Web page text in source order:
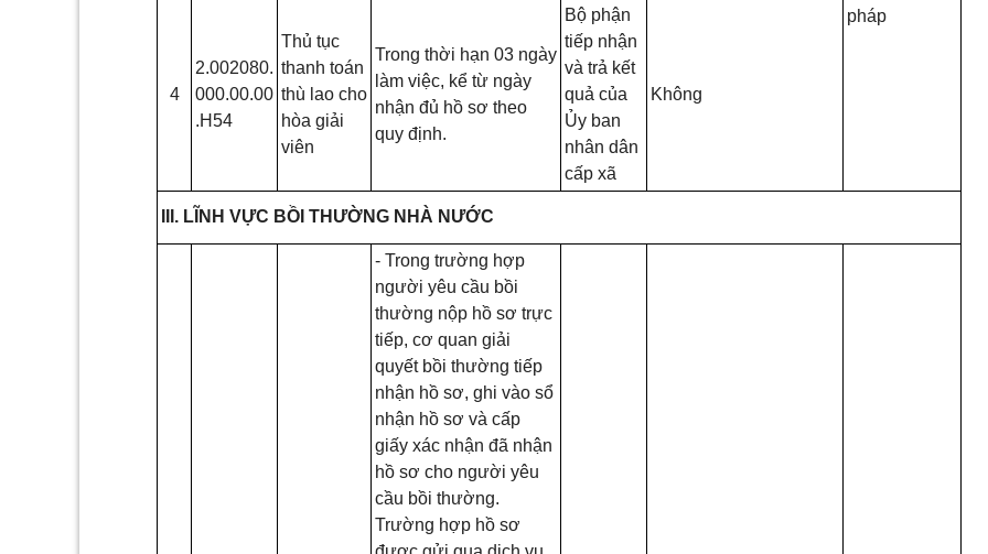
pháp
4
2.002080.
000.00.00
.H54
Thủ tục
thanh toán
thù lao cho
hòa giải
viên
Trong thời hạn 03 ngày
làm việc, kể từ ngày
nhận đủ hồ sơ theo
quy định.
Bộ phận
tiếp nhận
và trả kết
quả của
Ủy ban
nhân dân
cấp xã
Không
III. LĨNH VỰC BỒI THƯỜNG NHÀ NƯỚC
- Trong trường hợp
người yêu cầu bồi
thường nộp hồ sơ trực
tiếp, cơ quan giải
quyết bồi thường tiếp
nhận hồ sơ, ghi vào sổ
nhận hồ sơ và cấp
giấy xác nhận đã nhận
hồ sơ cho người yêu
cầu bồi thường.
Trường hợp hồ sơ